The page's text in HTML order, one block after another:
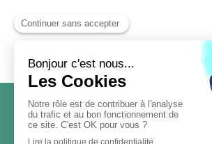
Laurence Cros Praticienne Méthode de
Libération des Cuirasses ©
Praticien Psychocorporel Toulouse